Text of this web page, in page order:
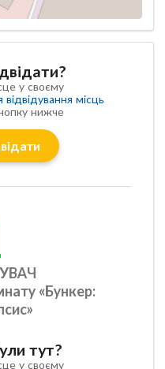
у своєму
місць
нижче
«Бункер:
тут?
у своєму